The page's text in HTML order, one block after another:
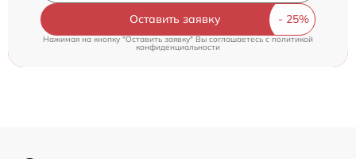
Оставить заявку
Нажимая на кнопку "Оставить заявку" Вы соглашаетесь c политикой
конфиденциальности